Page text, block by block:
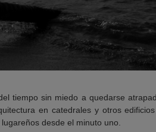
tiempo sin miedo a quedarse
en catedrales y otros
desde el minuto uno.